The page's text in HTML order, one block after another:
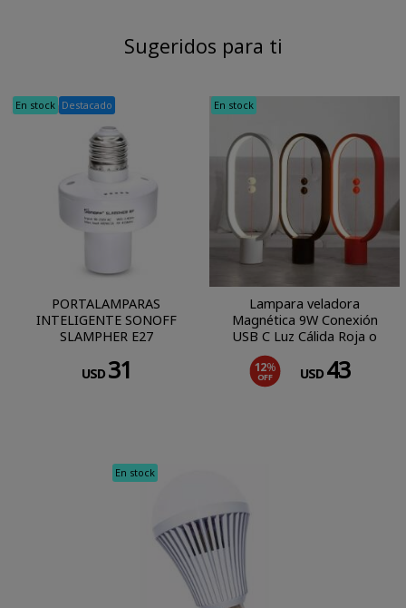
Sugeridos para ti
En stock Destacado
PORTALAMPARAS
INTELIGENTE SONOFF
SLAMPHER E27
USD 31
En stock
Lampara veladora
Magnética 9W Conexión
USB C Luz Cálida Roja o
12%
OFF USD 43
En stock